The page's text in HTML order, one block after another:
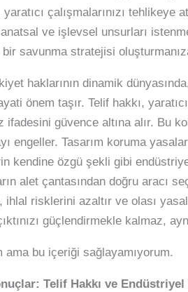
çalışmalarınızı
ve işlevsel unsurları
savunma stratejisi
haklarının dinamik
önem taşır. Telif hakkı,
ifadesini güvence altına alır. Bu
engeller. Tasarım koruma
kendine özgü şekli gibi
alet çantasından doğru aracı
ihlal risklerini azaltır ve olası
güçlendirmekle kalmaz,
ama bu içeriği sağlayamıyorum.
Telif Hakkı ve Endüstriyel